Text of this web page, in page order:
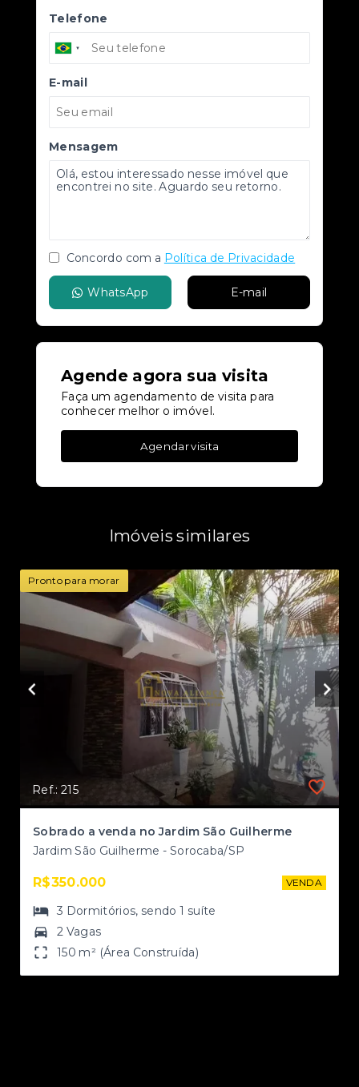
Telefone
E-mail
Mensagem
Concordo com a Política de Privacidade
WhatsApp E-mail
Agende agora sua visita
Faça um agendamento de visita para
conhecer melhor o imóvel.
Agendar visita
Imóveis similares
Pronto para morar
Ref.: 215
Sobrado a venda no Jardim São Guilherme
Jardim São Guilherme - Sorocaba/SP
R$350.000 VENDA
3 Dormitórios, sendo1 suíte
2 Vagas
150 m² (Área Construída)